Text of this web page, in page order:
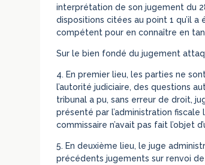
interprétation de son jugement du
dispositions citées au point 1 qu’il
compétent pour en connaître en
Sur le bien fondé du jugement
4. En premier lieu, les parties ne
l’autorité judiciaire, des questions
tribunal a pu, sans erreur de droit,
présenté par l’administration
commissaire n’avait pas fait l’objet
5. En deuxième lieu, le juge
précédents jugements sur renvoi